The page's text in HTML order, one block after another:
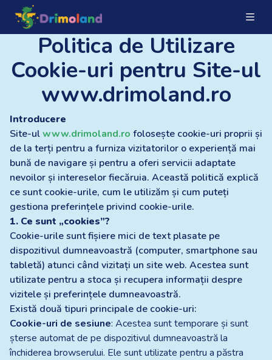
Politica de Utilizare
Cookie-uri pentru Site-ul
www.drimoland.ro
Introducere
Site-ulwww.drimoland.ro folosește cookie-uri proprii și
de la terți pentru a furniza vizitatorilor o experiență mai
bună de navigare și pentru a oferi servicii adaptate
nevoilor și intereselor fiecăruia. Această politică explică
ce sunt cookie-urile, cum le utilizăm și cum puteți
gestiona preferințele privind cookie-urile.
1. Ce sunt „cookies”?
Cookie-urile sunt fișiere mici de text plasate pe
dispozitivul dumneavoastră (computer, smartphone sau
tabletă) atunci când vizitați un site web. Acestea sunt
utilizate pentru a stoca și recupera informații despre
vizitele și preferințele dumneavoastră.
Există două tipuri principale de cookie-uri:
Cookie-uri de sesiune: Acestea sunt temporare și sunt
șterse automat de pe dispozitivul dumneavoastră la
închiderea browserului. Ele sunt utilizate pentru a păstra